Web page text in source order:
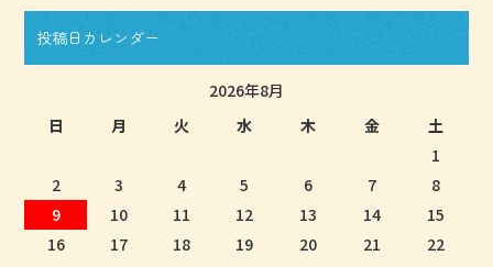
投稿日カレンダー
2026年8月
日
月 火 水 木 金
土
1
2
3 4 5 6 7
8
9
10 11 12 13 14
15
16
17 18 19 20 21
22